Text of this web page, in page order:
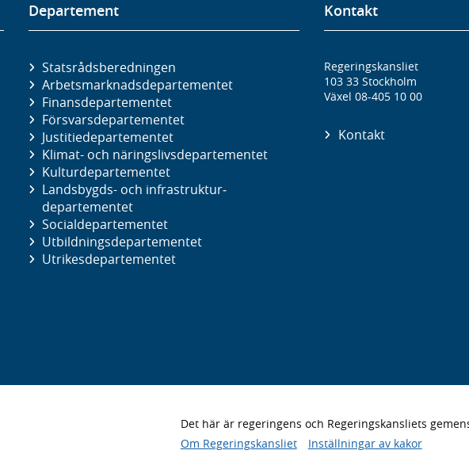
Departement
Statsrådsberedningen
Arbetsmarknads­departementet
Finans­departementet
Försvars­departementet
Justitie­departementet
Klimat- och näringslivs­departementet
Kultur­departementet
Landsbygds- och infrastruktur­
departementet
Social­departementet
Utbildnings­departementet
Utrikes­departementet
Kontakt
Regeringskansliet
103 33 Stockholm
Växel 08-405 10 00
Kontakt
Det här är regeringens och Regeringskansliets
Om Regeringskansliet
Inställningar av kakor